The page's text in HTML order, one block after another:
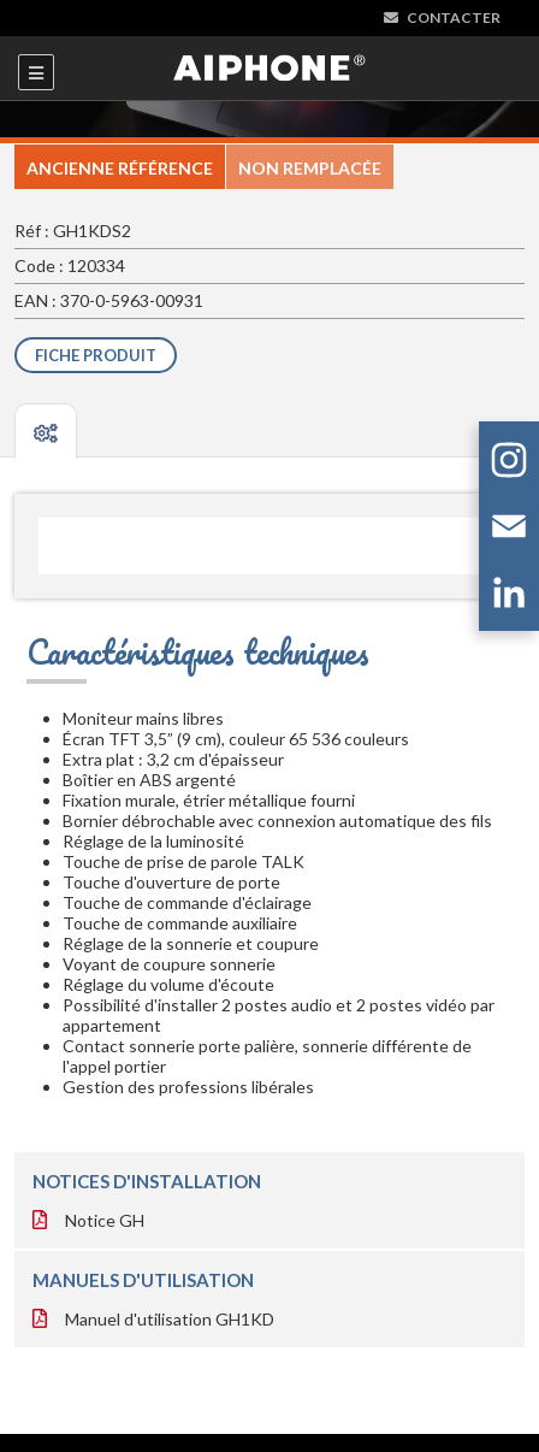
CONTACTER
ANCIENNE RÉFÉRENCE NON REMPLACÉE
Réf : GH1KDS2
Code : 120334
EAN : 370-0-5963-00931
FICHE PRODUIT
Caractéristiques techniques
Moniteur mains libres
Écran TFT 3,5” (9 cm), couleur 65 536 couleurs
Extra plat : 3,2 cm d'épaisseur
Boîtier en ABS argenté
Fixation murale, étrier métallique fourni
Bornier débrochable avec connexion automatique des fils
Réglage de la luminosité
Touche de prise de parole TALK
Touche d'ouverture de porte
Touche de commande d'éclairage
Touche de commande auxiliaire
Réglage de la sonnerie et coupure
Voyant de coupure sonnerie
Réglage du volume d'écoute
Possibilité d'installer 2 postes audio et 2 postes vidéo par
appartement
Contact sonnerie porte palière, sonnerie différente de
l'appel portier
Gestion des professions libérales
NOTICES D'INSTALLATION
Notice GH
MANUELS D'UTILISATION
Manuel d'utilisation GH1KD